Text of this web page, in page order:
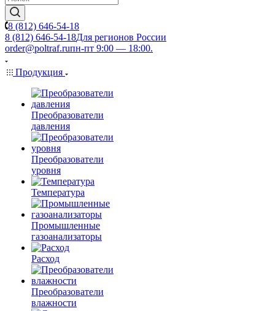
8 (812) 646-54-18
8 (812) 646-54-18Для регионов России
order@poltraf.ruпн-пт 9:00 — 18:00.
Продукция
Преобразователи
давления
Преобразователи
уровня
Температура
Промышленные
газоанализаторы
Расход
Преобразователи
влажности